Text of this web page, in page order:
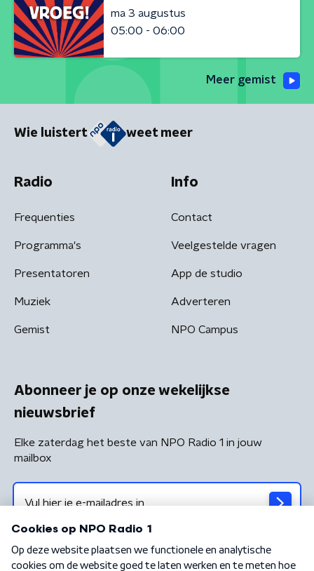
ma 3 augustus
05:00 - 06:00
Meer gemist
Wie luistert weet meer
Radio
Frequenties
Programma's
Presentatoren
Muziek
Gemist
Info
Contact
Veelgestelde vragen
App de studio
Adverteren
NPO Campus
Abonneer je op onze wekelijkse
nieuwsbrief
Elke zaterdag het beste van NPO Radio 1 in jouw
mailbox